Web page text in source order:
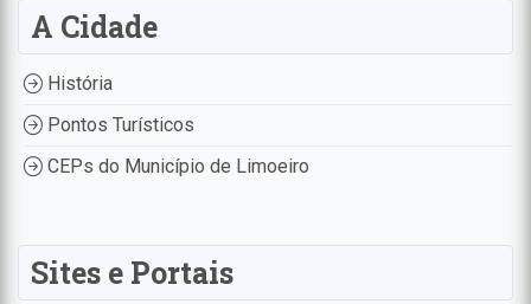
A Cidade
História
Pontos Turísticos
CEPs do Município de Limoeiro
Sites e Portais